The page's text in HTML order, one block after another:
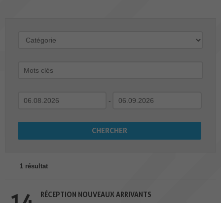
-
1 résultat
RÉCEPTION NOUVEAUX ARRIVANTS